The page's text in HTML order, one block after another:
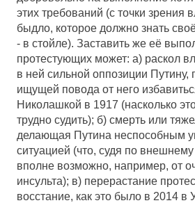
этих требований (с точки зрения
быдло, которое должно знать
- в стойле). Заставить же её
протестующих может: а) раскол
в ней сильной оппозиции Путину,
ищущей повода от него
Николашкой в 1917 (насколько
трудно судить); б) смерть или
делающая Путина неспособным
ситуацией (что, судя по
вполне возможно, например, от
инсульта); в) перерастание
восстание, как это было в 2014 в